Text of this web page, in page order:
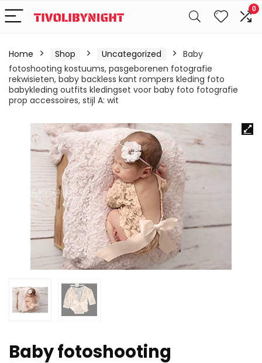
0
Home Shop Uncategorized
Baby
fotoshooting kostuums, pasgeborenen fotografie
rekwisieten, baby backless kant rompers kleding foto
babykleding outfits kledingset voor baby foto fotografie
prop accessoires, stijl A: wit
Baby fotoshooting